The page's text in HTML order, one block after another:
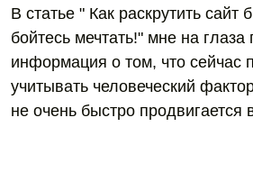
В статье " Как раскрутить сайт
бойтесь мечтать!" мне на глаза
информация о том, что сейчас
учитывать человеческий
не очень быстро продвигается